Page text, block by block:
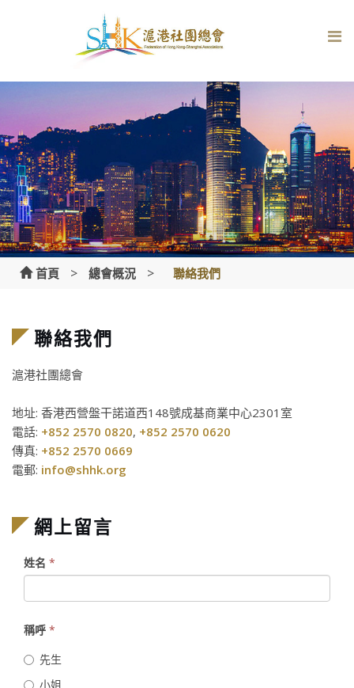
首頁 > 總會概況 > 聯絡我們
聯絡我們
滬港社團總會
地址: 香港西營盤干諾道西148號成基商業中心2301室
電話: +852 2570 0820, +852 2570 0620
傳真: +852 2570 0669
電郵: info@shhk.org
網上留言
姓名 *
稱呼 *
先生
小姐